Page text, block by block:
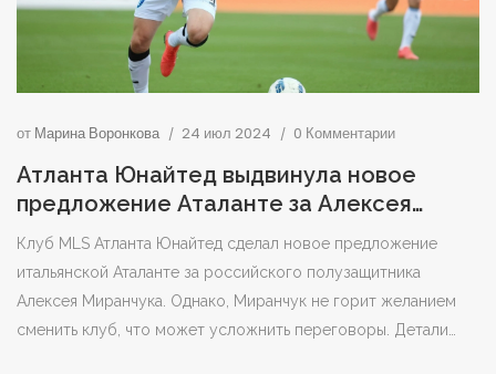
от Марина Воронкова 24 июл 2024 0 Комментарии
Атланта Юнайтед выдвинула новое
предложение Аталанте за Алексея
Миранчука
Клуб MLS Атланта Юнайтед сделал новое предложение
итальянской Аталанте за российского полузащитника
Алексея Миранчука. Однако, Миранчук не горит желанием
сменить клуб, что может усложнить переговоры. Детали